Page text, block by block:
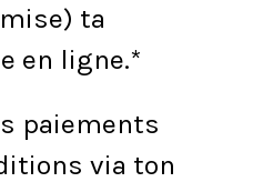
ta
en ligne.*
paiements
via ton